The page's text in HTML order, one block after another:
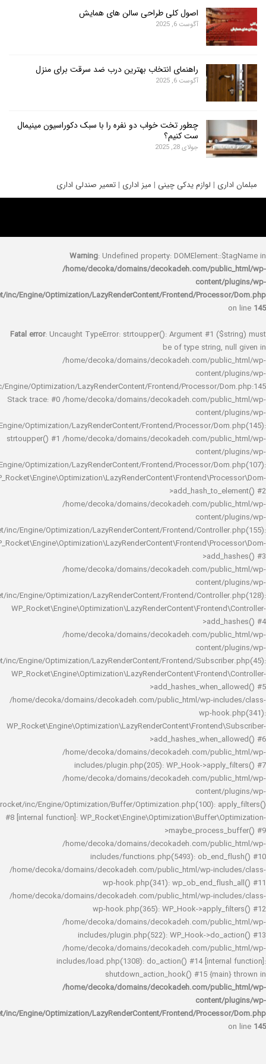
اصول کلی طراحی سالن های همایش
آگوست 6, 2025
راهنمای انتخاب بهترین درب ضد سرقت برای منزل
آگوست 6, 2025
چطور تخت خواب دو نفره را با سبک دکوراسیون مینیمال
ست کنیم؟
جولای 28, 2025
|لوازم یدکی چینی|میز اداری| تعمیر صندلی اداری
Warning: Undefined property:
/home/decoka/domains/decokadeh.com/
rocket/inc/Engine/Optimization/LazyRenderContent/Frontend/
Fatal error : Uncaught TypeError: strtoupper(): Argument #1
be of type string,
/home/decoka/domains/decokadeh.com/
rocket/inc/Engine/Optimization/LazyRenderContent/Frontend/Processor/
Stack trace: #0 /home/decoka/domains/decokadeh.com/
rocket/inc/Engine/Optimization/LazyRenderContent/Frontend/Processor/
strtoupper() #1 /home/decoka/domains/decokadeh.com/
rocket/inc/Engine/Optimization/LazyRenderContent/Frontend/Processor/
/home/decoka/domains/decokadeh.com/
rocket/inc/Engine/Optimization/LazyRenderContent/Frontend/
/home/decoka/domains/decokadeh.com/
rocket/inc/Engine/Optimization/LazyRenderContent/Frontend/
/home/decoka/domains/decokadeh.com/
rocket/inc/Engine/Optimization/LazyRenderContent/Frontend/
/home/decoka/domains/decokadeh.com/public_html/wp-
wp-
/home/decoka/domains/decokadeh.com/
includes/plugin.php(205): WP_Hook-
/home/decoka/domains/decokadeh.com/
rocket/inc/Engine/Optimization/Buffer/Optimization.php(100):
#8 [internal function]:
/home/decoka/domains/decokadeh.com/
includes/functions.php(5493):
/home/decoka/domains/decokadeh.com/public_html/wp-
wp-hook.php(341):
/home/decoka/domains/decokadeh.com/public_html/wp-
wp-hook.php(365): WP_Hook-
/home/decoka/domains/decokadeh.com/
includes/plugin.php(522): WP_Hook-
/home/decoka/domains/decokadeh.com/
includes/load.php(1308): do_action() #14
shutdown_action_hook() #15
/home/decoka/domains/decokadeh.com/
rocket/inc/Engine/Optimization/LazyRenderContent/Frontend/